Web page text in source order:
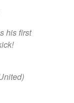
his first